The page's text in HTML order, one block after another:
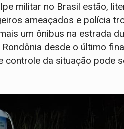
militar no Brasil estão,
ameaçados e polícia
um ônibus na estrada
desde o último
da situação pode